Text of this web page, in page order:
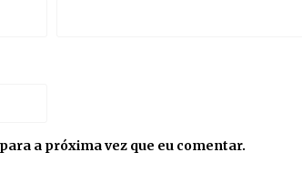
a próxima vez que eu comentar.